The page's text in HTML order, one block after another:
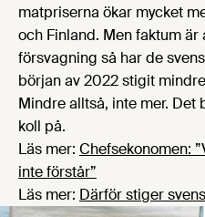
matpriserna ökar mycket
och Finland. Men faktum
försvagning så har de
början av 2022 stigit
Mindre alltså, inte mer. Det
koll på.
Läs mer: Chefsekonomen:
inte förstår”
Läs mer: Därför stiger